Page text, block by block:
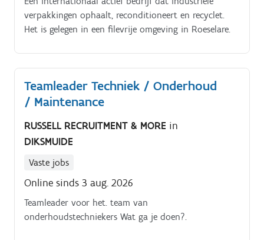
verpakkingen ophaalt, reconditioneert en recyclet.
Het is gelegen in een filevrije omgeving in Roeselare.
Teamleader Techniek / Onderhoud
/ Maintenance
RUSSELL RECRUITMENT & MORE in
DIKSMUIDE
Vaste jobs
Online sinds 3 aug. 2026
Teamleader voor het. team van
onderhoudstechniekers Wat ga je doen?.